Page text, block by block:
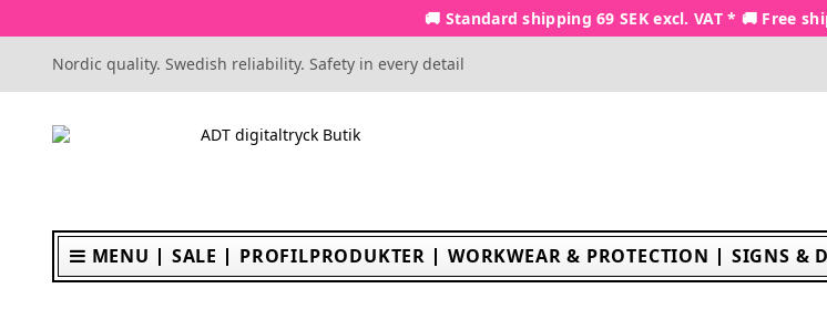
🚚 Standard shipping 69 SEK excl. VAT * 🚚 Free
Nordic quality. Swedish reliability. Safety in every detail
MENU SALE PROFILPRODUKTER WORKWEAR & PROTECTION SIGNS &